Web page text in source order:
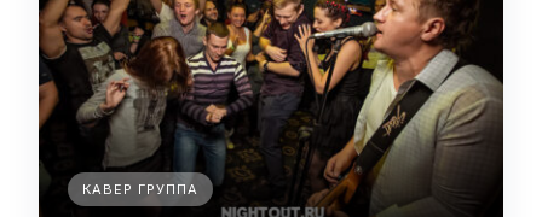
КАВЕР ГРУППА